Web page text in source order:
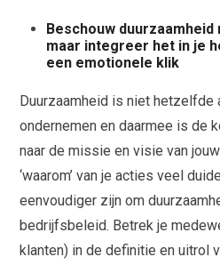
Beschouw
maar integreer het in je
een emotionele klik
Duurzaamheid is niet hetzelfde
ondernemen en daarmee is de
naar de missie en visie van
‘waarom’ van je acties veel
eenvoudiger zijn om
bedrijfsbeleid. Betrek je
klanten) in de definitie en uitrol